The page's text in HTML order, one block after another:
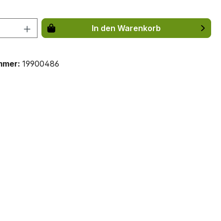
Anzahl: Gib den gewünschten Wert
In den Warenkorb
19900486